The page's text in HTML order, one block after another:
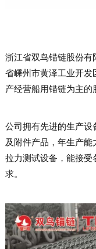
浙江省双鸟锚链股份
省嵊州市黄泽工业开
产经营船用锚链为主的
公司拥有先进的生产
及附件产品，年生产
拉力测试设备，能接
求。